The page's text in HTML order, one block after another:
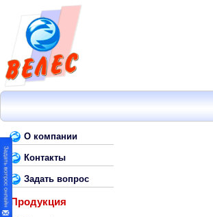
О компании
Контакты
Задать вопрос
Продукция